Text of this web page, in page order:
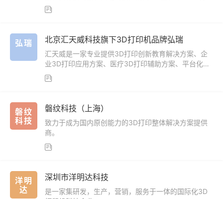
（PETG，PLA，ABS，PETG-CF）。

弘瑞 北京汇天威科技旗下3D打印机品牌弘瑞
汇天威是一家专业提供3D打印创新教育解决方案、企
业3D打印应用方案、医疗3D打印辅助方案、平台化3D
打印集群控制方案的技术企业。

磐纹
科技
磐纹科技（上海）
致力于成为国内原创能力的3D打印整体解决方案提供
商。

洋明
达
深圳市洋明达科技
是一家集研发，生产，营销，服务于一体的国际化3D